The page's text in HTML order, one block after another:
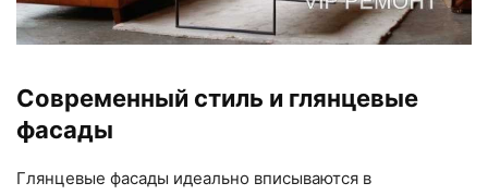
Современный стиль и глянцевые
фасады
Глянцевые фасады идеально вписываются в